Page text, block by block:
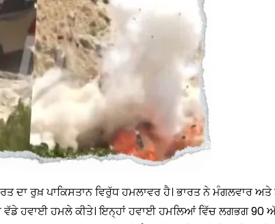
ਦਾ ਰੁਖ਼ ਪਾਕਿਸਤਾਨ ਵਿਰੁੱਧ ਹਮਲਾਵਰ ਹੈ। ਭਾਰਤ ਨੇ ਮੰਗਲਵਾਰ ਅਤੇ
ਵੱਡੇ ਹਵਾਈ ਹਮਲੇ ਕੀਤੇ। ਇਨ੍ਹਾਂ ਹਵਾਈ ਹਮਲਿਆਂ ਵਿੱਚ ਲਗਭਗ 90
Prabh Harmandar Sohna